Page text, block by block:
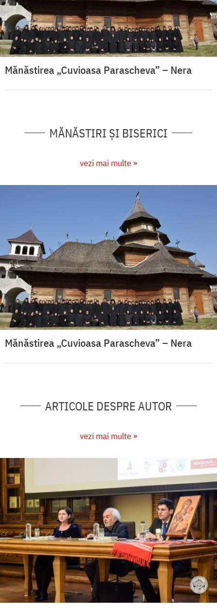
Mănăstirea „Cuvioasa Parascheva” – Nera
MĂNĂSTIRI ȘI BISERICI
vezi mai multe »
Mănăstirea „Cuvioasa Parascheva” – Nera
ARTICOLE DESPRE AUTOR
vezi mai multe »